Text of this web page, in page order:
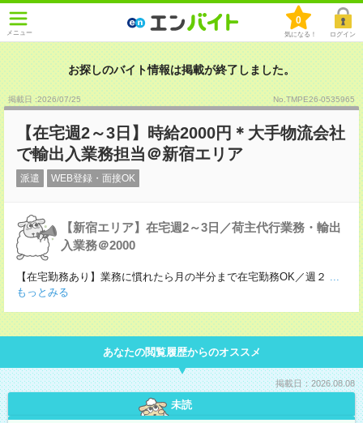
メニュー
0
気になる！ ログイン
お探しのバイト情報は掲載が終了しました。
掲載日 :2026/07/25 No.TMPE26-0535965
【在宅週2～3日】時給2000円＊大手物流会社
で輸出入業務担当＠新宿エリア
派遣 WEB登録・面接OK
【新宿エリア】在宅週2～3日／荷主代行業務・輸出
入業務＠2000
【在宅勤務あり】業務に慣れたら月の半分まで在宅勤務OK／週２ ...
もっとみる
あなたの閲覧履歴からのオススメ
掲載日：2026.08.08
未読